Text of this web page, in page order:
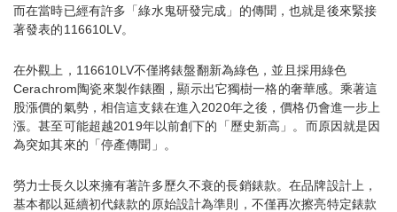
而在當時已經有許多「綠水鬼研發完成」的傳聞，也就是後來緊接
著發表的116610LV。
在外觀上，116610LV不僅將錶盤翻新為綠色，並且採用綠色
Cerachrom陶瓷來製作錶圈，顯示出它獨樹一格的奢華感。乘著這
股漲價的氣勢，相信這支錶在進入2020年之後，價格仍會進一步上
漲。甚至可能超越2019年以前創下的「歷史新高」。而原因就是因
為突如其來的「停產傳聞」。
勞力士長久以來擁有著許多歷久不衰的長銷錶款。在品牌設計上，
基本都以延續初代錶款的原始設計為準則，不僅再次擦亮特定錶款